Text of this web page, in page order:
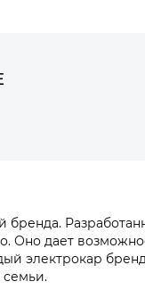
дает
электрокар
семьи.